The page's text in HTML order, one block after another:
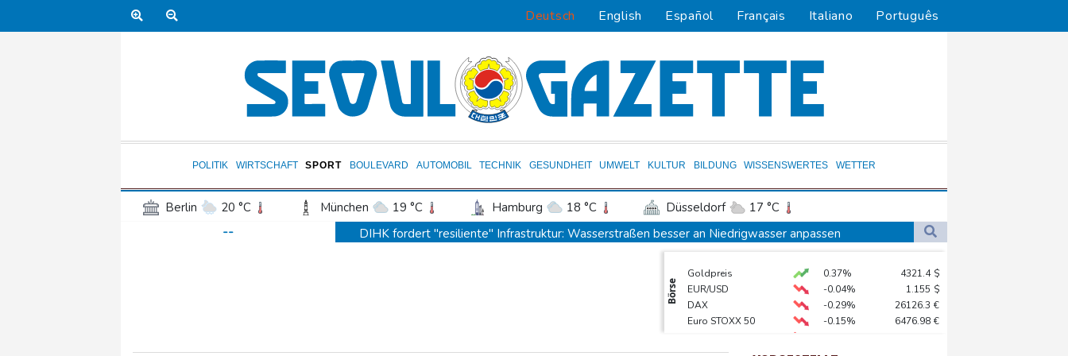
Deutsch English Español Français Italiano Português
POLITIK WIRTSCHAFT SPORT BOULEVARD AUTOMOBIL TECHNIK GESUNDHEIT UMWELT KULTUR BILDUNG WISSENSWERTES WETTER
Berlin 20 °C München 19 °C Hamburg 18 °C Düsseldorf
17 °C
Frankfurt am Main
Potsdam 20 °C Leipzig 19 °C Dortmund
17 °C
Bremen
Wien
26 °C
--
DIHK fordert "resiliente" Infrastruktur: Wasserstraßen besser an Niedrigwasser anpassen
Vier deutsche, neun neue: Teammanager-Rekorde in England
Trump-Hubschrauber über Washington womöglich Passagierflugzeug zu nahe gekommen
Niedrigwasser: Industrie- und Schifffahrtsverbände fordern konkrete Schritte
Börse
Goldpreis 0.37% 4321.4 $
EUR/USD
-0.04% 1.155 $
DAX
-0.29% 26126.3 €
Euro STOXX 50
-0.15% 6476.98 €
TecDAX
-0.89%